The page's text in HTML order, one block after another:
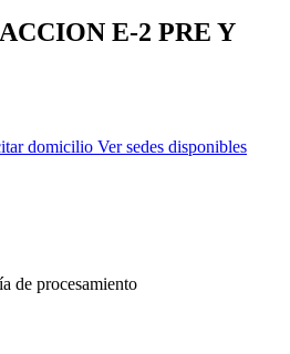
E-2 PRE Y
domicilio Ver sedes disponibles
de procesamiento